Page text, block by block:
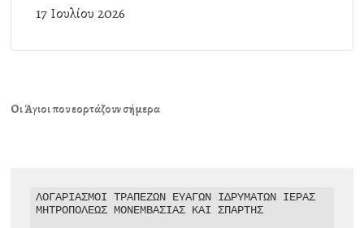
17 Ιουλίου 2026
Οι Άγιοι που εορτάζουν σήμερα
ΛΟΓΑΡΙΑΣΜΟΙ ΤΡΑΠΕΖΩΝ ΕΥΑΓΩΝ ΙΔΡΥΜΑΤΩΝ ΙΕΡΑΣ
ΜΗΤΡΟΠΟΛΕΩΣ ΜΟΝΕΜΒΑΣΙΑΣ ΚΑΙ ΣΠΑΡΤΗΣ